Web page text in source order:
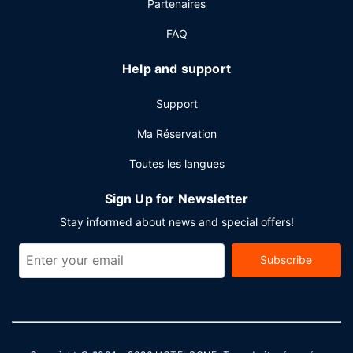
consigne à bagages. Un parking gratuit est disponible
dans l'enceinte de l'hébergement.
Partenaires
FAQ
Help and support
Support
Ma Réservation
Toutes les langues
Sign Up for Newsletter
Stay informed about news and special offers!
Subscribe